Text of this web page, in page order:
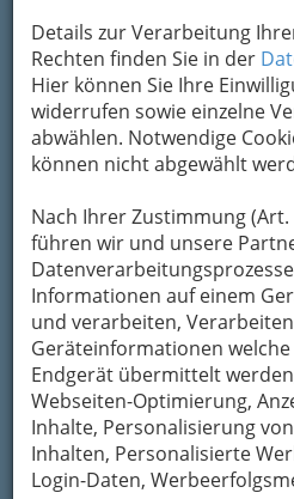
Details zur Verarbeitung
Rechten finden Sie in der
Hier können Sie Ihre
widerrufen sowie einzelne
abwählen. Notwendige
können nicht abgewählt
Nach Ihrer Zustimmung (Art.
führen wir und unsere
Informationen auf einem
und verarbeiten,
Geräteinformationen
Endgerät übermittelt
Webseiten-Optimierung,
Inhalte, Personalisierung
Inhalten, Personalisierte
Login-Daten,
Gaspar Realitäten
KEG
Hans-Sachs-Gasse 10,
+43 316 825 020
+43 316 825 030
E-Mail
Karte &
Eintrag ändern
Kategorien
Immobilienverwaltung
Ruckerlberggasse 7,
+43 316 386 757
+43 316 386 757 - 11
E-Mail
Karte &
Eintrag ändern